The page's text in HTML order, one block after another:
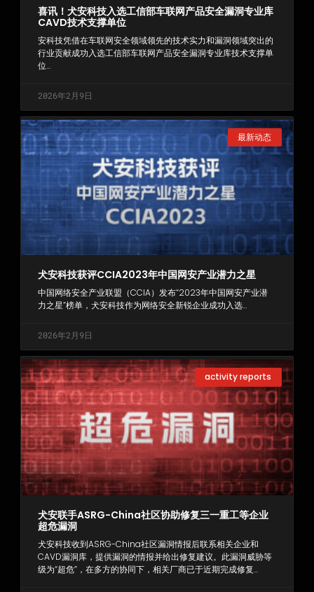
喜讯！犬安科技入选工信部车联网产品安全漏洞专业库
CAVD技术支撑单位
安科技凭借在车联网安全领域领先的技术实力和漏洞领域突出的
行业贡献成功入选工信部车联网产品安全漏洞专业库技术支撑单
位…
2026年2月9日
最新动态
犬安科技获评CCIA2023年中国网安产业潜力之星
中国网络安全产业联盟（CCIA）发布“2023年中国网安产业潜
力之星”榜单，犬安科技作为网络安全新锐企业成功入选…
2026年2月9日
activity reports
犬安联手ASRG-China社区协助修复三一重工等企业
超危漏洞
犬安科技收到ASRG-China社区漏洞情报后联系相关企业和
CAVD漏洞库，提供漏洞的情报并给出修复建议。此漏洞威胁等
级为“超危”，在多方的协同下，相关厂商已于近期完成修复…